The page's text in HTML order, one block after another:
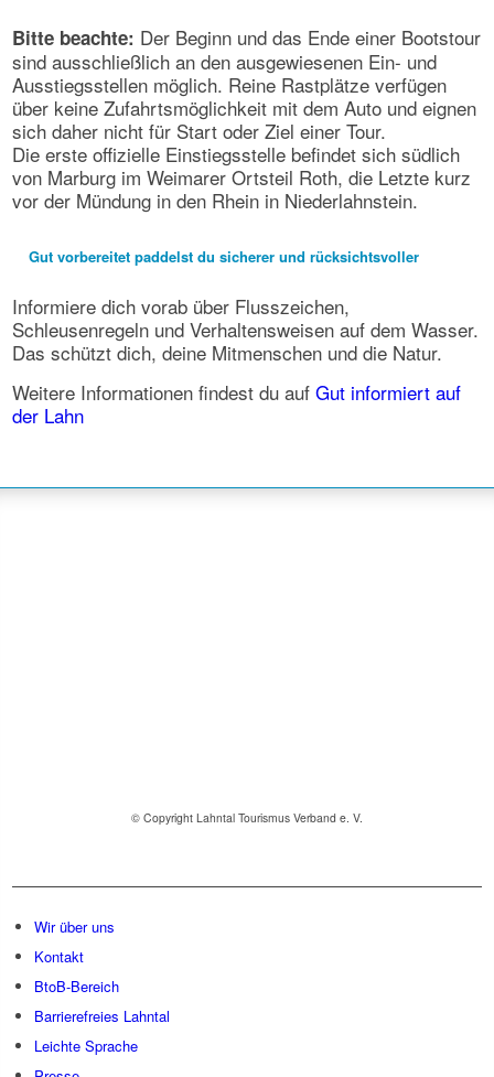
Bitte beachte: Der Beginn und das Ende einer Bootstour
sind ausschließlich an den ausgewiesenen Ein- und
Ausstiegsstellen möglich. Reine Rastplätze verfügen
über keine Zufahrtsmöglichkeit mit dem Auto und eignen
sich daher nicht für Start oder Ziel einer Tour.
Die erste offizielle Einstiegsstelle befindet sich südlich
von Marburg im Weimarer Ortsteil Roth, die Letzte kurz
vor der Mündung in den Rhein in Niederlahnstein.
Gut vorbereitet paddelst du sicherer und rücksichtsvoller
Informiere dich vorab über Flusszeichen,
Schleusenregeln und Verhaltensweisen auf dem Wasser.
Das schützt dich, deine Mitmenschen und die Natur.
Weitere Informationen findest du aufGut informiert auf
der Lahn
© Copyright Lahntal Tourismus Verband e. V.
Wir über uns
Kontakt
BtoB-Bereich
Barrierefreies Lahntal
Leichte Sprache